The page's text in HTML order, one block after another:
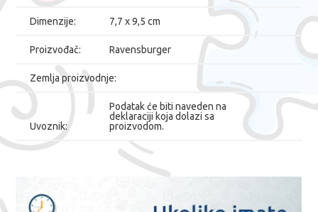
Dimenzije: 7,7 x 9,5 cm
Proizvođač: Ravensburger
Zemlja proizvodnje:
Uvoznik:
Podatak će biti naveden na
deklaraciji koja dolazi sa
proizvodom.